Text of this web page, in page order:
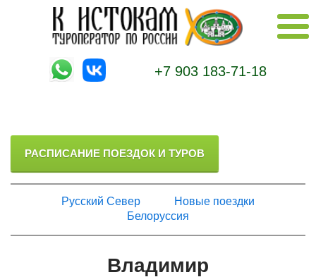
+7 903 183-71-18
РАСПИСАНИЕ ПОЕЗДОК И ТУРОВ
Русский Север
Новые поездки
Белоруссия
Владимир